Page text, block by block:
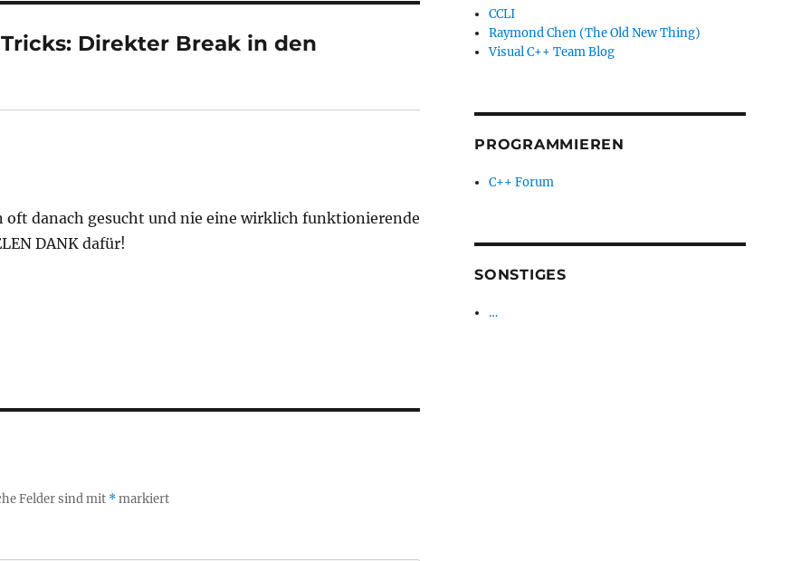
Direkter Break in den
oft danach gesucht und nie eine wirklich funktionierende
DANK dafür!
Felder sind mit *markiert
CCLI
Raymond Chen (The Old New Thing)
Visual C++ Team Blog
PROGRAMMIEREN
C++ Forum
SONSTIGES
…